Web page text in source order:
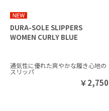
DURA-SOLE SLIPPERS
WOMEN CURLY BLUE
通気性に優れた爽やかな履き心地の
スリッパ
￥2,750